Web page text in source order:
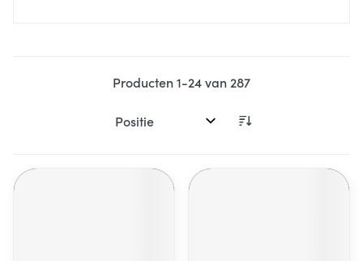
Producten1-24van 287
Sorteer op: